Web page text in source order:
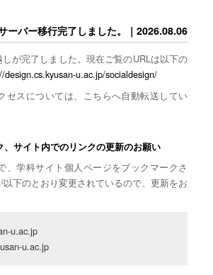
ーバー移行完了しました。｜2026.08.06
が完了しました。現在ご覧のURLは以下の
design.cs.kyusan-u.ac.jp/socialdesign/
セスについては、こちらへ自動転送してい
、サイト内でのリンクの更新のお願い
、学科サイト個人ページをブックマークさ
下のとおり変更されているので、更新をお
u.ac.jp
u.ac.jp